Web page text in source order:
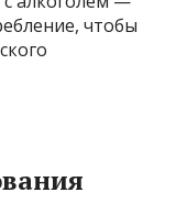
чтобы